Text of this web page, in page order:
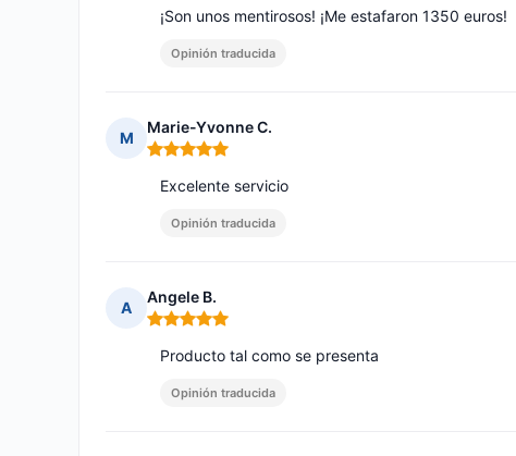
¡Son unos mentirosos! ¡Me estafaron 1350 euros!
Opinión traducida
M
Marie-Yvonne C.
Nota: 5 de 5
Excelente servicio
Opinión traducida
A
Angele B.
Nota: 5 de 5
Producto tal como se presenta
Opinión traducida